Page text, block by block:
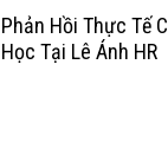
Phản Hồi Thực Tế
Học Tại Lê Ánh HR